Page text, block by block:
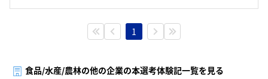
1
食品/水産/農林の他の企業の本選考体験記一覧を見る